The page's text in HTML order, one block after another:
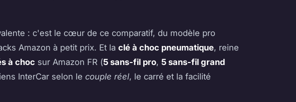
: c'est le cœur de ce comparatif, du modèle pro
Amazon à petit prix. Et la clé à choc pneumatique, reine
à choc sur Amazon FR (5 sans-fil pro, 5 sans-fil grand
InterCar selon le couple réel, le carré et la facilité